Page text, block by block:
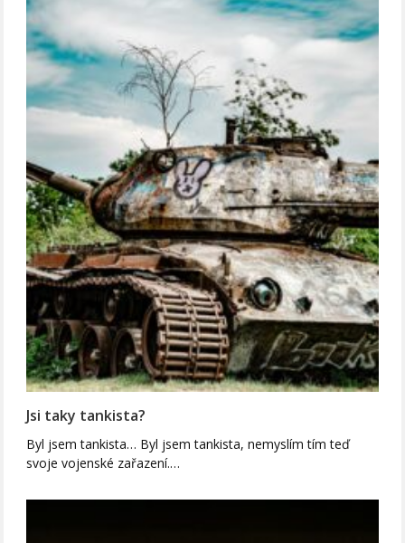
Jsi taky tankista?
Byl jsem tankista… Byl jsem tankista, nemyslím tím teď
svoje vojenské zařazení.…